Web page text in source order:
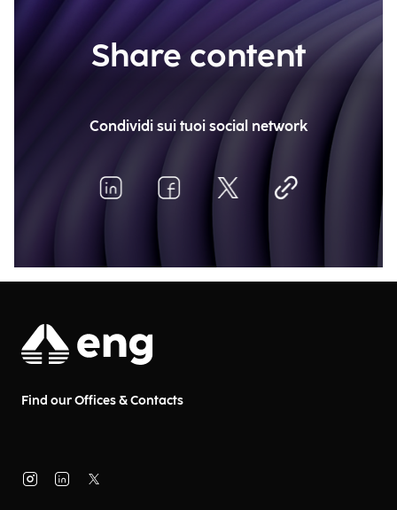
Share content
Condividi sui tuoi social network
Find our Offices & Contacts